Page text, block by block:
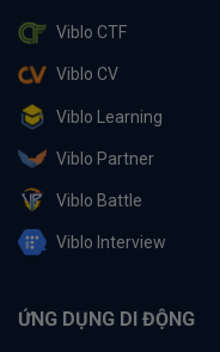
Viblo CTF
Viblo CV
Viblo Learning
Viblo Partner
Viblo Battle
Viblo Interview
ỨNG DỤNG DI ĐỘNG